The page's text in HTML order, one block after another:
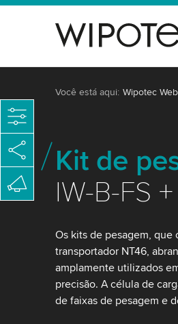
Você está aqui: Wipotec
Kit de
IW-B-FS
Os kits de pesagem, que
transportador NT46,
amplamente utilizados
precisão. A célula de
de faixas de pesagem e